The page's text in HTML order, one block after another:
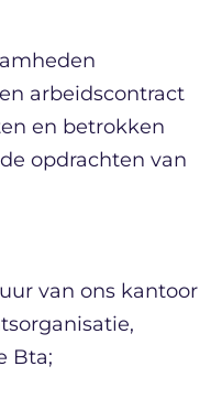
arbeidscontract
en betrokken
opdrachten van
van ons kantoor
Bta;